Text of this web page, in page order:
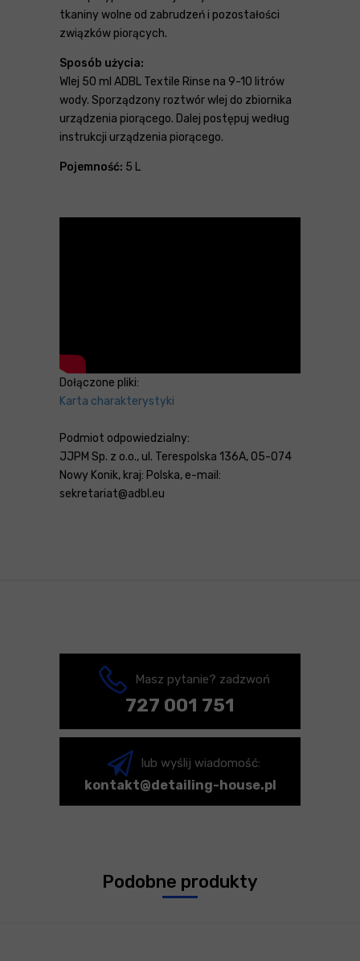
tkaniny wolne od zabrudzeń i pozostałości
związków piorących.
Sposób użycia:
Wlej 50 ml ADBL Textile Rinse na 9-10 litrów
wody. Sporządzony roztwór wlej do zbiornika
urządzenia piorącego. Dalej postępuj według
instrukcji urządzenia piorącego.
Pojemność: 5 L
Dołączone pliki:
Karta charakterystyki
Podmiot odpowiedzialny:
JJPM Sp. z o.o., ul. Terespolska 136A, 05-074
Nowy Konik, kraj: Polska, e-mail:
sekretariat@adbl.eu
Masz pytanie? zadzwoń
727 001 751
lub wyślij wiadomość:
kontakt@detailing-house.pl
Podobne produkty